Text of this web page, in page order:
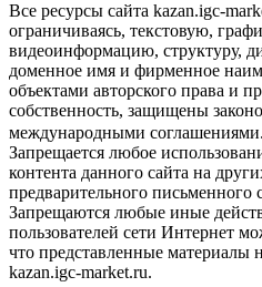
Все ресурсы сайта kazan.igc-
ограничиваясь, текстовую,
видеоинформацию, структуру,
доменное имя и фирменное
объектами авторского права и
собственность, защищены
международными соглашениями.
Запрещается любое
контента данного сайта на
предварительного письменного
Запрещаются любые иные
пользователей сети Интернет
что представленные
kazan.igc-market.ru.